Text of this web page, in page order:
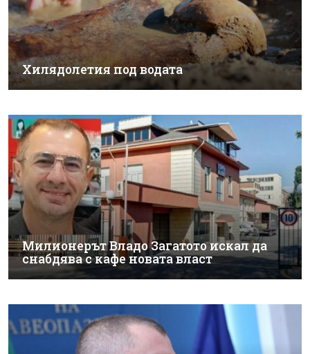
Хилядолетия под водата
Милионерът Владо Загатото искал да
снабдява с кафе новата власт